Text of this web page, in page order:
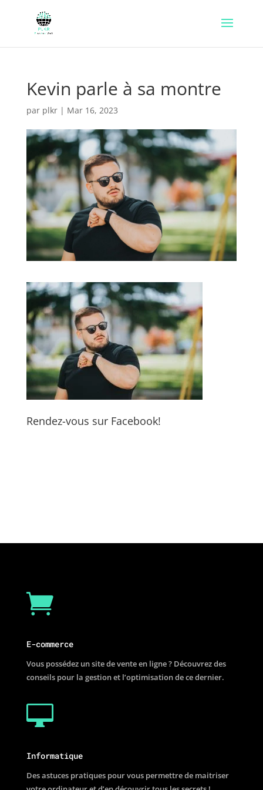
Kevin parle à sa montre
par plkr| Mar 16, 2023
Rendez-vous sur Facebook!

E-commerce
Vous possédez un site de vente en ligne ? Découvrez des
conseils pour la gestion et l’optimisation de ce dernier.

Informatique
Des astuces pratiques pour vous permettre de maitriser